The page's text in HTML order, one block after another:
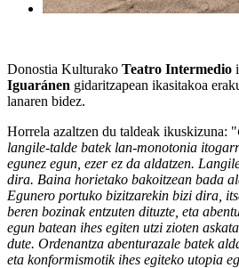
Donostia Kulturako Teatro Intermedio
Iguaránen gidaritzapean ikasitakoa
lanaren bidez.
Horrela azaltzen du taldeak ikuskizuna: "
langile-talde batek lan-monotonia
egunez egun, ezer ez da aldatzen.
dira. Baina horietako bakoitzean bada
Egunero portuko bizitzarekin bizi dira,
beren bozinak entzuten dituzte, eta
egun batean ihes egiten utzi zioten
dute. Ordenantza abenturazale batek
eta konformismotik ihes egiteko utopia